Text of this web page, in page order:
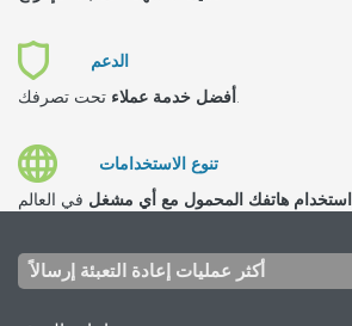
الدعم
أفضل خدمة عملاءتحت تصرفك.
تنوع الاستخدامات
استخدام هاتفك المحمول مع أي مشغل
أكثر عمليات إعادة التعبئة إرسالاً